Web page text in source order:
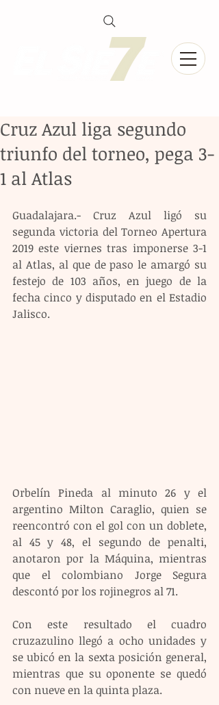
Cruz Azul liga segundo
triunfo del torneo, pega 3-
1 al Atlas
Guadalajara.- Cruz Azul ligó su
segunda victoria del Torneo Apertura
2019 este viernes tras imponerse 3-1
al Atlas, al que de paso le amargó su
festejo de 103 años, en juego de la
fecha cinco y disputado en el Estadio
Jalisco.
Orbelín Pineda al minuto 26 y el
argentino Milton Caraglio, quien se
reencontró con el gol con un doblete,
al 45 y 48, el segundo de penalti,
anotaron por la Máquina, mientras
que el colombiano Jorge Segura
descontó por los rojinegros al 71.
Con este resultado el cuadro
cruzazulino llegó a ocho unidades y
se ubicó en la sexta posición general,
mientras que su oponente se quedó
con nueve en la quinta plaza.